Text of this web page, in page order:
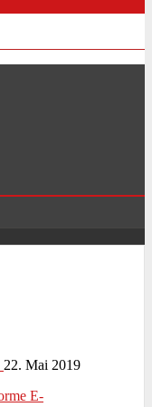
22. Mai 2019